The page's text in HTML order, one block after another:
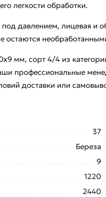
легкости обработки.
давлением, лицевая и
остаются
мм, сорт 4/4 из
профессиональные
доставки или
37
Береза
9
1220
2440